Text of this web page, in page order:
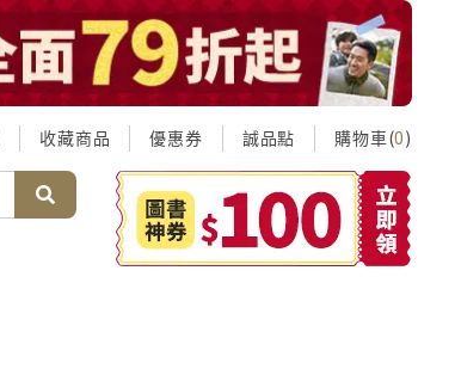
收藏商品 優惠券 誠品點 購物車(0)